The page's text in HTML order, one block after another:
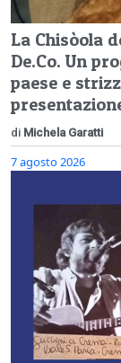
La Chisòola
De.Co. Un
paese e
di Michela Garatti
7 agosto 2026